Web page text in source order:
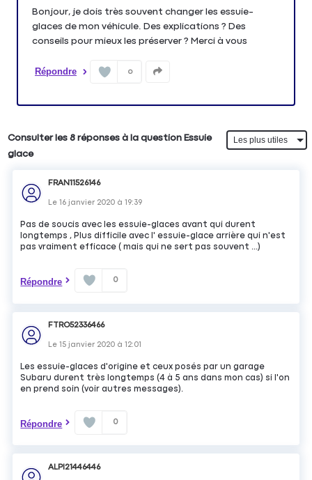
Bonjour, je dois très souvent changer les essuie-
glaces de mon véhicule. Des explications ? Des
conseils pour mieux les préserver ? Merci à vous
Répondre 0
Consulter les 8 réponses à la question Essuie
glace
FRAN11526146
Le16 janvier 2020 à19:39
Pas de soucis avec les essuie-glaces avant qui durent
longtemps , Plus difficile avec l' essuie-glace arrière qui n'est
pas vraiment efficace ( mais qui ne sert pas souvent ...)
Répondre 0
FTRO52336466
Le15 janvier 2020 à12:01
Les essuie-glaces d'origine et ceux posés par un garage
Subaru durent très longtemps (4 à 5 ans dans mon cas) si l'on
en prend soin (voir autres messages).
Répondre 0
ALPI21446446